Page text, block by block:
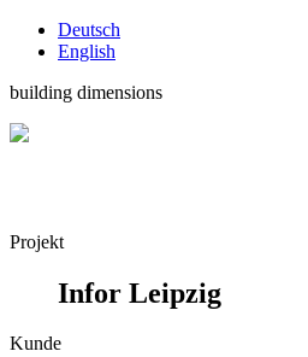
Deutsch
English
building dimensions
Projekt
Infor Leipzig
Kunde